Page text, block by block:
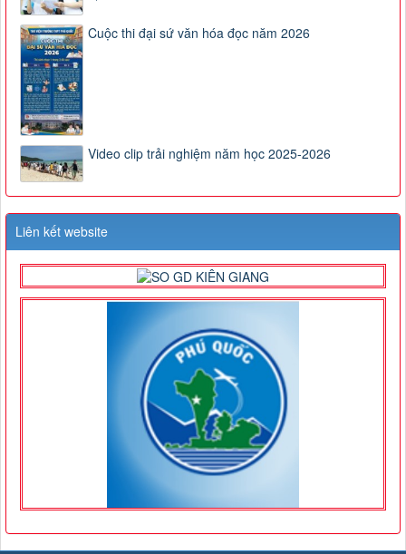
Cuộc thi đại sứ văn hóa đọc năm 2026
Video clip trải nghiệm năm học 2025-2026
Liên kết website